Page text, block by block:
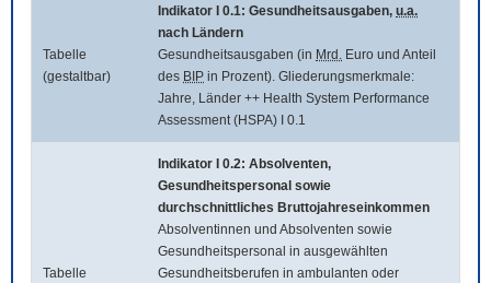
Tabelle
(gestaltbar)
Indikator I 0.1: Gesundheitsausgaben, u.a.
nach Ländern
Gesundheitsausgaben (in Mrd. Euro und Anteil
des BIP in Prozent). Gliederungsmerkmale:
Jahre, Länder ++ Health System Performance
Assessment (HSPA) I 0.1
Tabelle
Indikator I 0.2: Absolventen,
Gesundheitspersonal sowie
durchschnittliches Bruttojahreseinkommen
Absolventinnen und Absolventen sowie
Gesundheitspersonal in ausgewählten
Gesundheitsberufen in ambulanten oder